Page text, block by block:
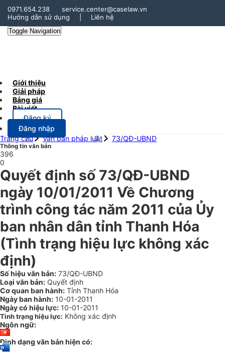
0971.654.238
service.center@caselaw.vn
Hướng dẫn sử dụng
Liên hệ
Toggle Navigation
Giới thiệu
Giải pháp
Bảng giá
Bài viết
Đăng ký
Đăng nhập
Trang chủ
Văn bản pháp luật 73/QĐ-UBND
Thông tin văn bản
396
0
Quyết định số 73/QĐ-UBND
ngày 10/01/2011 Về Chương
trình công tác năm 2011 của Ủy
ban nhân dân tỉnh Thanh Hóa
(Tình trạng hiệu lực không xác
định)
Số hiệu văn bản: 73/QĐ-UBND
Loại văn bản: Quyết định
Cơ quan ban hành: Tỉnh Thanh Hóa
Ngày ban hành: 10-01-2011
Ngày có hiệu lực: 10-01-2011
Tình trạng hiệu lực: Không xác định
Ngôn ngữ:
Định dạng văn bản hiện có: